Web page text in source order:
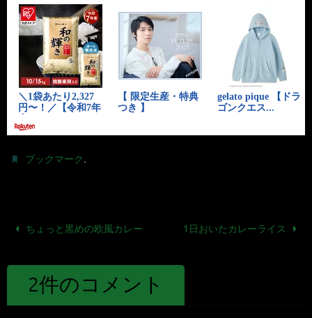
ブックマーク.
ちょっと黒めの欧風カレー 1日おいたカレーライス
2件のコメント